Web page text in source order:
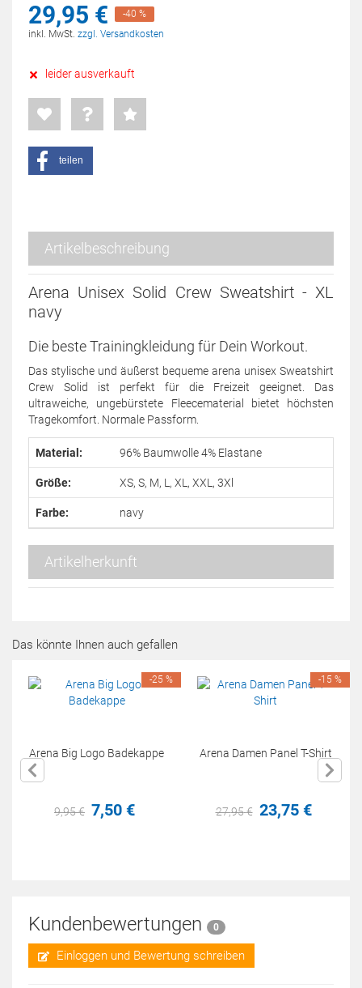
29,95 €
-40 %
inkl. MwSt. zzgl. Versandkosten
leider ausverkauft
teilen
Artikelbeschreibung
Arena Unisex Solid Crew Sweatshirt - XL
navy
Die beste Trainingkleidung für Dein Workout.
Das stylische und äußerst bequeme arena unisex Sweatshirt
Crew Solid ist perfekt für die Freizeit geeignet. Das
ultraweiche, ungebürstete Fleecematerial bietet höchsten
Tragekomfort. Normale Passform.
Material: 96% Baumwolle 4% Elastane
Größe: XS, S, M, L, XL, XXL, 3Xl
Farbe: navy
Artikelherkunft
Das könnte Ihnen auch gefallen
Arena Big Logo Badekappe
9,95€ 7,50 €
-25 %
Arena Damen Panel T-Shirt
27,95€ 23,75 €
-15 %
Kundenbewertungen 0
Einloggen und Bewertung schreiben